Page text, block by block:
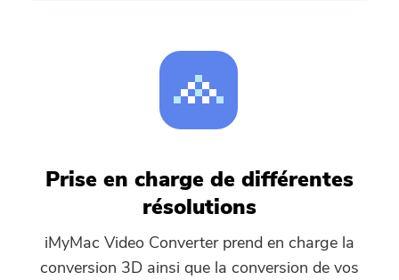
Prise en charge de différentes
résolutions
iMyMac Video Converter prend en charge la
conversion 3D ainsi que la conversion de vos